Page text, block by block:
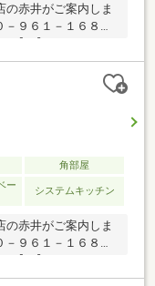
の赤井がご案内しま
９６１－１６８
・床下給湯給水管新
ウンターキッチン交
室暖房)・追焚き付給
交換・温水洗浄便
室クロス貼替住宅
配な方はご相談下
購入川元工務店の
角部屋
ー
システムキッチン
の赤井がご案内しま
９６１－１６８
ーに間取り変更・カ